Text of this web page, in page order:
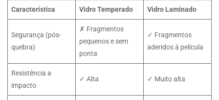
Característica Vidro Temperado Vidro Laminado
Segurança (pós-
quebra)
✗ Fragmentos
pequenos e sem
ponta
✓ Fragmentos
aderidos à película
Resistência a
impacto
✓ Alta ✓ Muito alta